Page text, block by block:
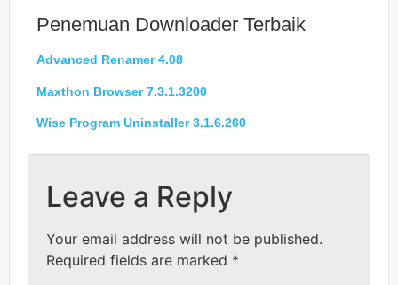
Penemuan Downloader Terbaik
Advanced Renamer 4.08
Maxthon Browser 7.3.1.3200
Wise Program Uninstaller 3.1.6.260
Leave a Reply
Your email address will not be published.
Required fields are marked *